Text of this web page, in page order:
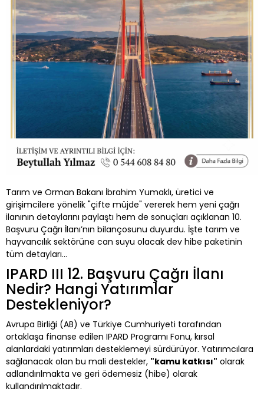
Tarım ve Orman Bakanı İbrahim Yumaklı, üretici ve
girişimcilere yönelik "çifte müjde" vererek hem yeni çağrı
ilanının detaylarını paylaştı hem de sonuçları açıklanan 10.
Başvuru Çağrı İlanı’nın bilançosunu duyurdu. İşte tarım ve
hayvancılık sektörüne can suyu olacak dev hibe paketinin
tüm detayları...
IPARD III 12. Başvuru Çağrı İlanı
Nedir? Hangi Yatırımlar
Destekleniyor?
Avrupa Birliği (AB) ve Türkiye Cumhuriyeti tarafından
ortaklaşa finanse edilen IPARD Programı Fonu, kırsal
alanlardaki yatırımları desteklemeyi sürdürüyor. Yatırımcılara
sağlanacak olan bu mali destekler, "kamu katkısı" olarak
adlandırılmakta ve geri ödemesiz (hibe) olarak
kullandırılmaktadır.